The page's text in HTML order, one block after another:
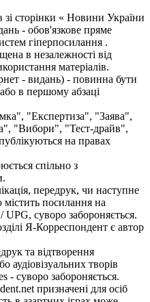
зі сторінки « Новини України
- обов'язкове пряме
гіперпосилання .
в незалежності від
матеріалів.
- видань) - повинна бути
в першому абзаці
"Експертиза", "Заява",
"Вибори", "Тест-драйв",
на правах
спільно з
передрук, чи наступне
посилання на
суворо забороняється.
Я-Корреспондент є автор
та відтворення
аудіовізуальних творів
- суворо забороняється.
призначені для осіб